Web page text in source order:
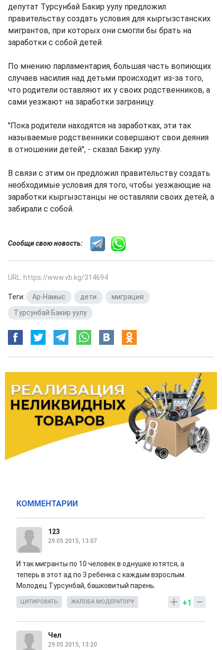
депутат Турсунбай Бакир уулу предложил
правительству создать условия для кыргызстанских
мигрантов, при которых они смогли бы брать на
заработки с собой детей.
По мнению парламентария, большая часть вопиющих
случаев насилия над детьми происходит из-за того,
что родители оставляют их у своих родственников, а
сами уезжают на заработки заграницу.
"Пока родители находятся на заработках, эти так
называемые родственники совершают свои деяния
в отношении детей", - сказал Бакир уулу.
В связи с этим он предложил правительству создать
необходимые условия для того, чтобы уезжающие на
заработки кыргызстанцы не оставляли своих детей, а
забирали с собой.
Сообщи свою новость:
URL: https://www.vb.kg/314694
Теги: Ар-Намыс дети миграция
Турсунбай Бакир уулу
КОММЕНТАРИИ
123
29.05.2015, 13:07
И так мигранты по 10 человек в однушке ютятся, а
теперь в этот ад по 3 ребенка с каждым взрослым.
Молодец Турсунбай, башковитый парень.
+1
ЦИТИРОВАТЬ ЖАЛОБА МОДЕРАТОРУ
Чел
29.05.2015, 13:20